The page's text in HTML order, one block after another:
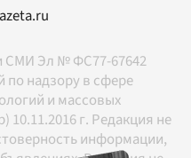
СМИ Эл № ФС77-67642
надзору в сфере
и массовых
г. Редакция не
информации,